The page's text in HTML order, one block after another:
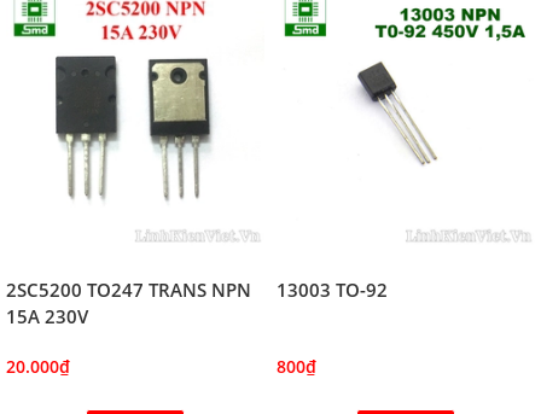
2SC5200 TO247 TRANS NPN
15A 230V
20.000₫
13003 TO-92
800₫